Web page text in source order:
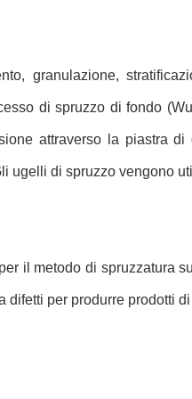
granulazione,
di spruzzo di fondo
attraverso la piastra
di spruzzo vengono
il metodo di spruzzatura
per produrre prodotti